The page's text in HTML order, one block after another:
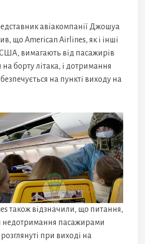
авіакомпанії Джошуа
що American Airlines, як і інші
США, вимагають від пасажирів
на борту літака, і дотримання
на пункті виходу на
також відзначили, що питання,
недотримання пасажирами
при виході на